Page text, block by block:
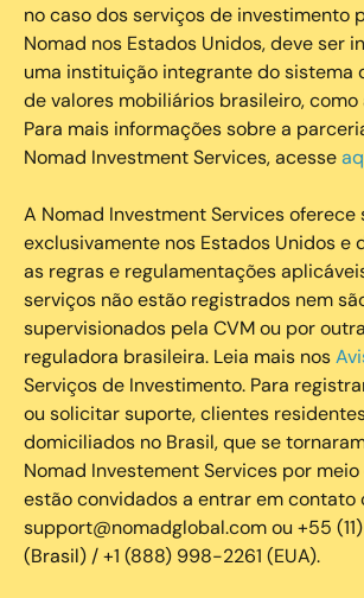
no caso dos serviços de investimento
Nomad nos Estados Unidos, deve ser
uma instituição integrante do sistema
de valores mobiliários brasileiro, como
Para mais informações sobre a
Nomad Investment Services, acesse
A Nomad Investment Services oferece
exclusivamente nos Estados Unidos e
as regras e regulamentações
serviços não estão registrados nem
supervisionados pela CVM ou por
reguladora brasileira. Leia mais nos
Serviços de Investimento. Para
ou solicitar suporte, clientes
domiciliados no Brasil, que se
Nomad Investement Services por meio
estão convidados a entrar em contato
support@nomadglobal.com ou +55
(Brasil) / +1 (888) 998-2261 (EUA).